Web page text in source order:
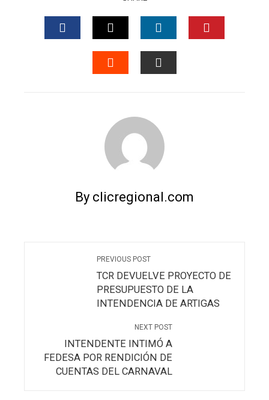
FACEBOOKTWITTERLINKEDIN
By clicregional.com
PREVIOUS POST
TCR DEVUELVE PROYECTO DE
PRESUPUESTO DE LA
INTENDENCIA DE ARTIGAS
NEXT POST
INTENDENTE INTIMÓ A
FEDESA POR RENDICIÓN DE
CUENTAS DEL CARNAVAL